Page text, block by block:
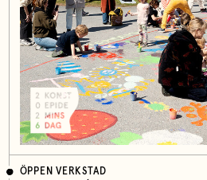
ÖPPEN VERKSTAD